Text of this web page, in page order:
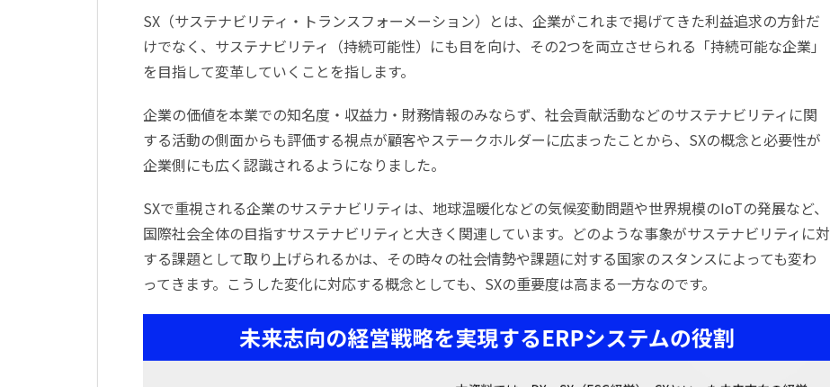
SX（サステナビリティ・トランスフォーメーション）とは、企業がこれまで掲げてきた利益追求の方針だ
けでなく、サステナビリティ（持続可能性）にも目を向け、その2つを両立させられる「持続可能な企業」
を目指して変革していくことを指します。
企業の価値を本業での知名度・収益力・財務情報のみならず、社会貢献活動などのサステナビリティに関
する活動の側面からも評価する視点が顧客やステークホルダーに広まったことから、SXの概念と必要性が
企業側にも広く認識されるようになりました。
SXで重視される企業のサステナビリティは、地球温暖化などの気候変動問題や世界規模のIoTの発展など、
国際社会全体の目指すサステナビリティと大きく関連しています。どのような事象がサステナビリティに対
する課題として取り上げられるかは、その時々の社会情勢や課題に対する国家のスタンスによっても変わ
ってきます。こうした変化に対応する概念としても、SXの重要度は高まる一方なのです。